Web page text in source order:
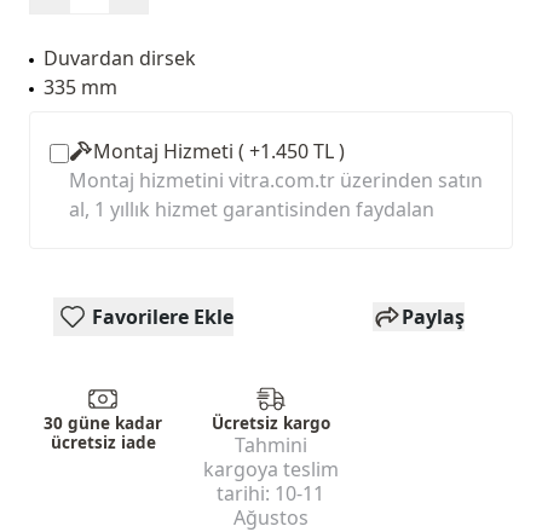
Duvardan dirsek
335 mm
Montaj Hizmeti ( +1.450 TL )
Montaj hizmetini vitra.com.tr üzerinden satın
al, 1 yıllık hizmet garantisinden faydalan
Favorilere Ekle Paylaş
30 güne kadar
ücretsiz iade
Ücretsiz kargo
Tahmini
kargoya teslim
tarihi: 10-11
Ağustos